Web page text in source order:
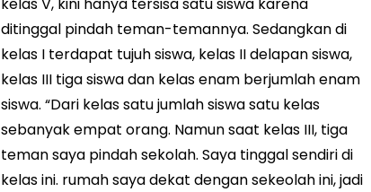
kelas V, kini hanya tersisa satu siswa karena
ditinggal pindah teman-temannya. Sedangkan di
kelas I terdapat tujuh siswa, kelas II delapan siswa,
kelas III tiga siswa dan kelas enam berjumlah enam
siswa. “Dari kelas satu jumlah siswa satu kelas
sebanyak empat orang. Namun saat kelas III, tiga
teman saya pindah sekolah. Saya tinggal sendiri di
kelas ini. rumah saya dekat dengan sekeolah ini, jadi